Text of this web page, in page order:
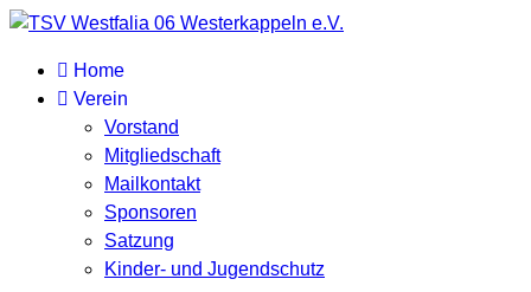
Home
Verein
Vorstand
Mitgliedschaft
Mailkontakt
Sponsoren
Satzung
Kinder- und Jugendschutz